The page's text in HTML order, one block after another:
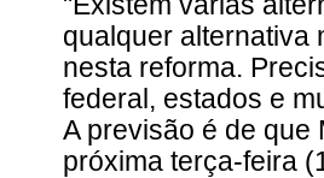
qualquer alternativa
nesta reforma.
federal, estados e
A previsão é de que
próxima terça-feira